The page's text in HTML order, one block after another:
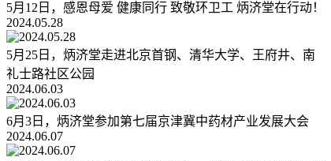
5月12日，感恩母爱 健康同行 致敬环卫工 炳济堂在行动！
2024.05.28
5月25日，炳济堂走进北京首钢、清华大学、王府井、南
礼士路社区公园
2024.06.03
6月3日，炳济堂参加第七届京津冀中药材产业发展大会
2024.06.07